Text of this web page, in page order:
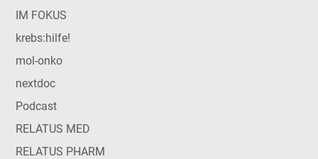
IM FOKUS
krebs:hilfe!
mol-onko
nextdoc
Podcast
RELATUS MED
RELATUS PHARM